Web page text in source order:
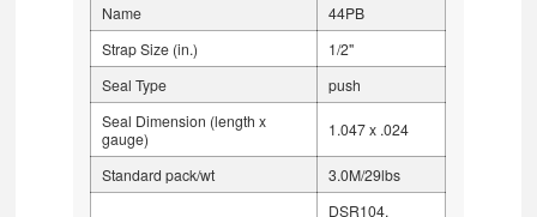
Name
44PB
Strap Size (in.)
1/2"
Seal Type
push
Seal Dimension (length x
gauge)
1.047 x .024
Standard pack/wt
3.0M/29lbs
DSR104,